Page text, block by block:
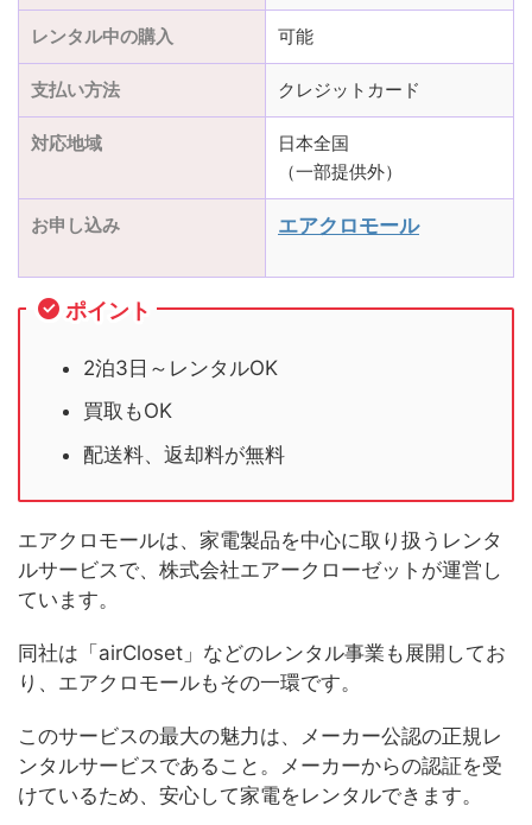
レンタル中の購入 可能
支払い方法 クレジットカード
対応地域
日本全国
（一部提供外）
お申し込み エアクロモール
ポイント
2泊3日～レンタルOK
買取もOK
配送料、返却料が無料
エアクロモールは、家電製品を中心に取り扱うレンタ
ルサービスで、株式会社エアークローゼットが運営し
ています。
同社は「airCloset」などのレンタル事業も展開してお
り、エアクロモールもその一環です。
このサービスの最大の魅力は、メーカー公認の正規レ
ンタルサービスであること。メーカーからの認証を受
けているため、安心して家電をレンタルできます。